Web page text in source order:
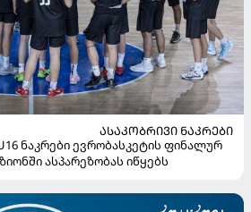
ᲐᲡᲐᲙᲝᲑᲠᲘᲕᲘ ᲜᲐᲙᲠᲔᲑᲘ
ნაკრები ევრობასკეტის ფინალურ
ასპარეზობას იწყებს